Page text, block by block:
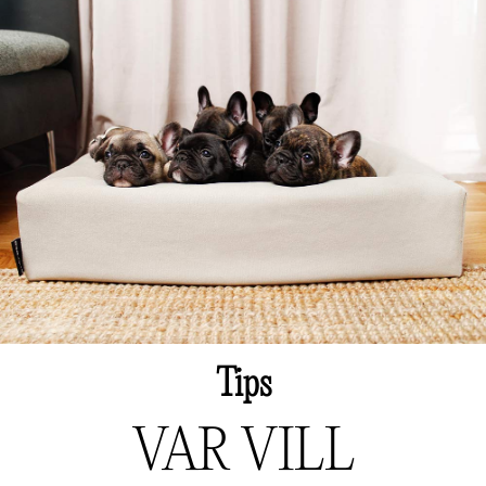
Tips
VAR VILL